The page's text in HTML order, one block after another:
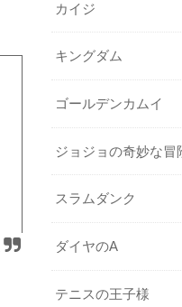
カイジ
キングダム
ゴールデンカムイ
ジョジョの奇妙な冒
スラムダンク
ダイヤのA
テニスの王子様